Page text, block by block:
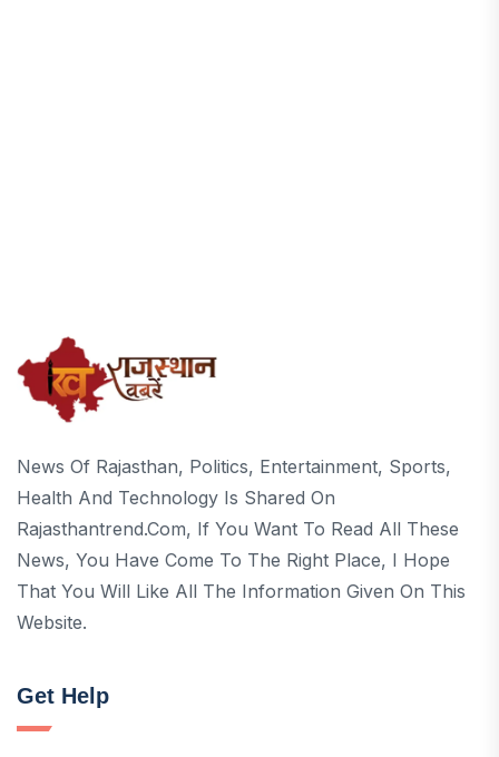
News Of Rajasthan, Politics, Entertainment, Sports,
Health And Technology Is Shared On
Rajasthantrend.com, If You Want To Read All These
News, You Have Come To The Right Place, I Hope
That You Will Like All The Information Given On This
Website.
Get Help